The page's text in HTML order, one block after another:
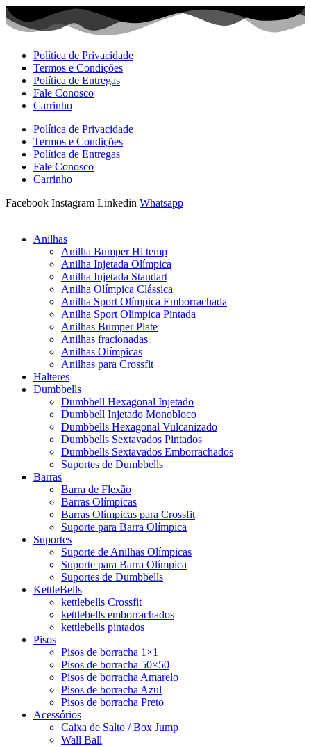
Ir
para
Política de Privacidade
Termos e Condições
Política de Entregas
Fale Conosco
Carrinho
Política de Privacidade
Termos e Condições
Política de Entregas
Fale Conosco
Carrinho
Facebook Instagram Linkedin Whatsapp
Anilhas
Anilha Bumper Hi temp
Anilha Injetada Olímpica
Anilha Injetada Standart
Anilha Olímpica Clássica
Anilha Sport Olímpica Emborrachada
Anilha Sport Olímpica Pintada
Anilhas Bumper Plate
Anilhas fracionadas
Anilhas Olímpicas
Anilhas para Crossfit
Halteres
Dumbbells
Dumbbell Hexagonal Injetado
Dumbbell Injetado Monobloco
Dumbbells Hexagonal Vulcanizado
Dumbbells Sextavados Pintados
Dumbbells Sextavados Emborrachados
Suportes de Dumbbells
Barras
Barra de Flexão
Barras Olímpicas
Barras Olímpicas para Crossfit
Suporte para Barra Olímpica
Suportes
Suporte de Anilhas Olímpicas
Suporte para Barra Olímpica
Suportes de Dumbbells
KettleBells
kettlebells Crossfit
kettlebells emborrachados
kettlebells pintados
Pisos
Pisos de borracha 1×1
Pisos de borracha 50×50
Pisos de borracha Amarelo
Pisos de borracha Azul
Pisos de borracha Preto
Acessórios
Caixa de Salto / Box Jump
Wall Ball